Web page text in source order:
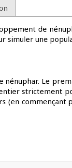
de
simuler une
Le
strictement
(en